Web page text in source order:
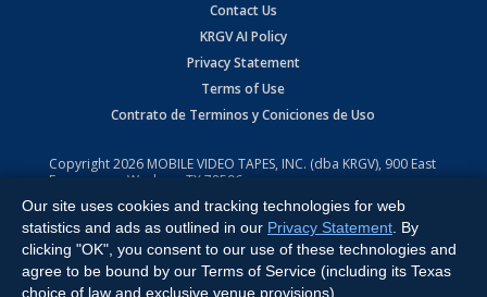
Contact Us
KRGV AI Policy
Privacy Statement
Terms of Use
Contrato de Terminos y Coniciones de Uso
Copyright2026 MOBILE VIDEO TAPES, INC. (dba KRGV), 900 East
Expressway, Weslaco, TX 78596.
All Rights Reserved. Powered by:Ruby Shore Software
Our site uses cookies and tracking technologies for web
statistics and ads as outlined in our Privacy Statement . By
clicking "OK", you consent to our use of these technologies and
agree to be bound by our Terms of Service (including its Texas
choice of law and exclusive venue provisions).